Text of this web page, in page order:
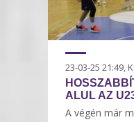
23-03-25 21:49,
ALUL AZ
A végén már